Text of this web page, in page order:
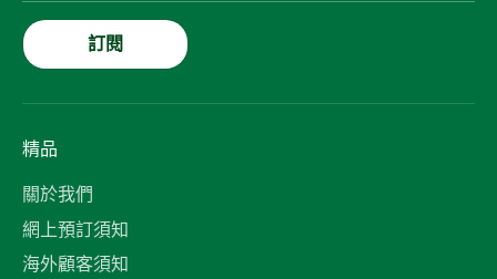
訂閱
精品
關於我們
網上預訂須知
海外顧客須知